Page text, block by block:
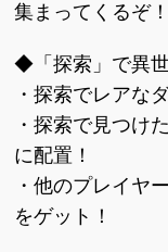
集まってくるぞ！
◆「探索」で異
・探索でレアな
・探索で見つけ
に配置！
・他のプレイヤ
をゲット！